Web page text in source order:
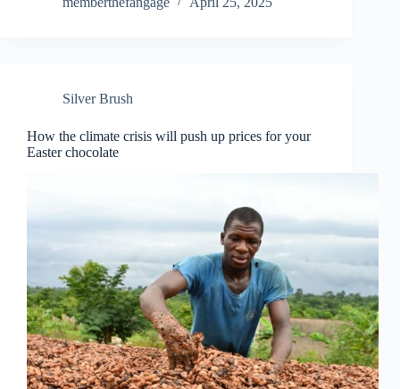
Silver Brush
How the climate crisis will push up prices for your
Easter chocolate